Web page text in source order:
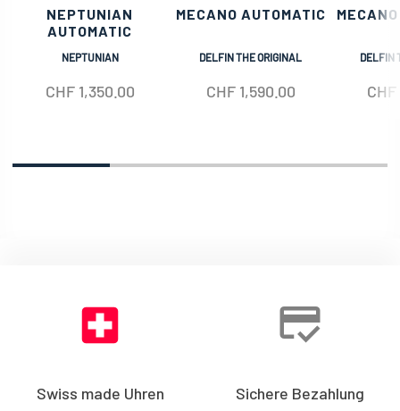
NEPTUNIAN
AUTOMATIC
NEPTUNIAN
CHF1,350.00
MECANO AUTOMATIC
DELFIN THE ORIGINAL
CHF1,590.00
DELFIN
CHF
Swiss made Uhren Sichere Bezahlung